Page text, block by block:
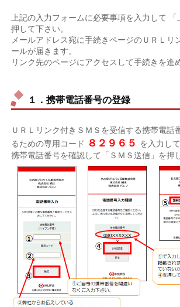
上記の入力フォームに必要事項を入力して
押して下さい。
メールアドレス宛に手続きページのＵＲＬリ
ールが届きます。
リンク先のページにアクセスして手続きを進
１．携帯電話番号の登録
ＵＲＬリンク付きＳＭＳを受信する携帯電話
るための専用コード
８２９６５ を入力し
携帯電話番号を確認して「ＳＭＳ送信」を押